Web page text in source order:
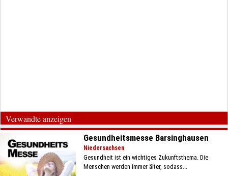
Verwandte anzeigen
Gesundheitsmesse Barsinghausen
Niedersachsen
Gesundheit ist ein wichtiges Zukunftsthema. Die
Menschen werden immer älter, sodass...